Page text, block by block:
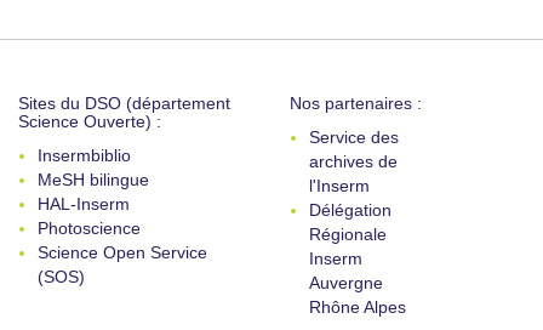
Sites du DSO (département
Science Ouverte) :
Insermbiblio
MeSH bilingue
HAL-Inserm
Photoscience
Science Open Service
(SOS)
Nos partenaires :
Service des
archives de
l'Inserm
Délégation
Régionale
Inserm
Auvergne
Rhône Alpes